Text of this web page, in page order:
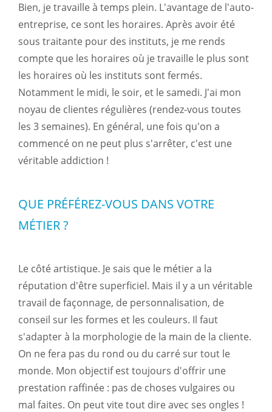
Bien, je travaille à temps plein. L'avantage de l'auto-
entreprise, ce sont les horaires. Après avoir été
sous traitante pour des instituts, je me rends
compte que les horaires où je travaille le plus sont
les horaires où les instituts sont fermés.
Notamment le midi, le soir, et le samedi. J'ai mon
noyau de clientes régulières (rendez-vous toutes
les 3 semaines). En général, une fois qu'on a
commencé on ne peut plus s'arrêter, c'est une
véritable addiction !
QUE PRÉFÉREZ-VOUS DANS VOTRE
MÉTIER ?
Le côté artistique. Je sais que le métier a la
réputation d'être superficiel. Mais il y a un véritable
travail de façonnage, de personnalisation, de
conseil sur les formes et les couleurs. Il faut
s'adapter à la morphologie de la main de la cliente.
On ne fera pas du rond ou du carré sur tout le
monde. Mon objectif est toujours d'offrir une
prestation raffinée : pas de choses vulgaires ou
mal faites. On peut vite tout dire avec ses ongles !